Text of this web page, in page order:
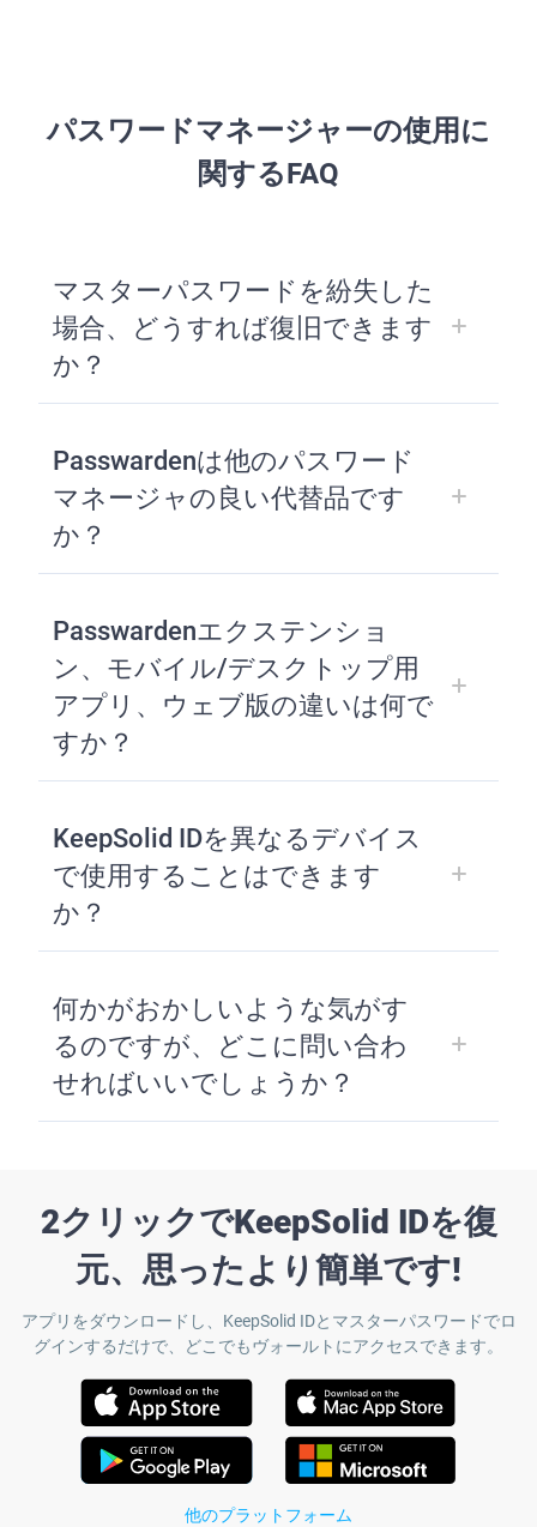
パスワードマネージャーの使用に
関するFAQ
マスターパスワードを紛失した
場合、どうすれば復旧できます
か？
Passwardenは他のパスワード
マネージャの良い代替品です
か？
Passwardenエクステンショ
ン、モバイル/デスクトップ用
アプリ、ウェブ版の違いは何で
すか？
KeepSolid IDを異なるデバイス
で使用することはできます
か？
何かがおかしいような気がす
るのですが、どこに問い合わ
せればいいでしょうか？
2クリックでKeepSolid IDを復
元、思ったより簡単です!
アプリをダウンロードし、KeepSolid IDとマスターパスワードでロ
グインするだけで、どこでもヴォールトにアクセスできます。
他のプラットフォーム